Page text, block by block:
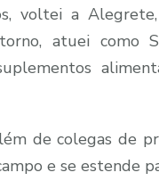
voltei a
atuei como
de colegas de
e se estende